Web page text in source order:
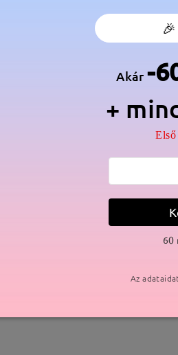
Teljes szélesség: 133 mm (
nikkelt tartalmaz a gyártási
Akár-
+
Első
60
Az